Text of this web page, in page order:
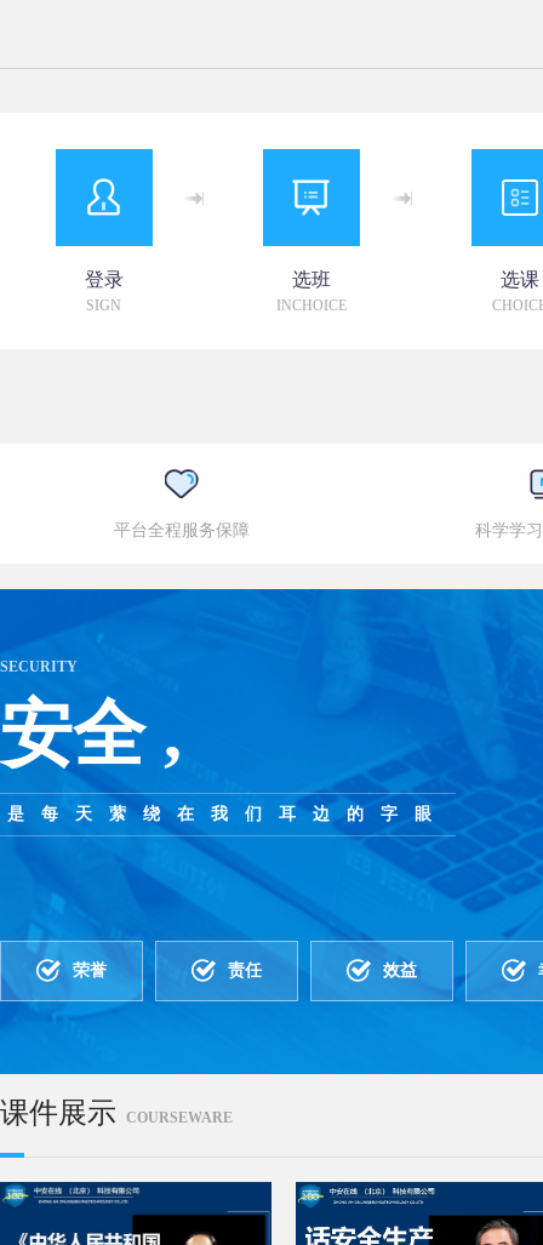
登录
SIGN
选班
INCHOICE
选课
平台全程服务保障 科学学
SECURITY
安全 ,
是每天萦绕在我们耳边的字眼
荣誉 责任 效益
课件展示 COURSEWARE